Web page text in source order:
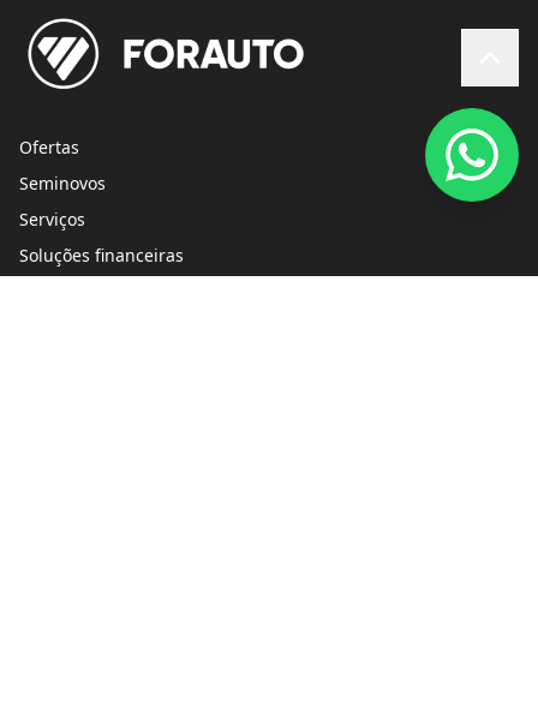
Ofertas
Seminovos
Serviços
Soluções financeiras